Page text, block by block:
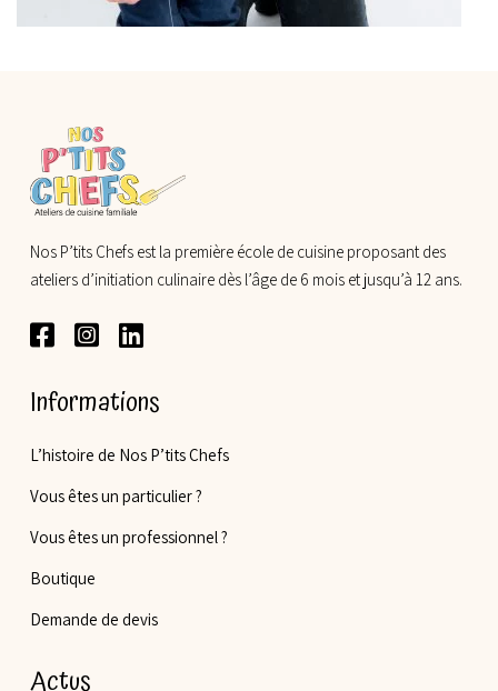
Nos P’tits Chefs est la première école de cuisine proposant des
ateliers d’initiation culinaire dès l’âge de 6 mois et jusqu’à 12 ans.
Informations
L’histoire de Nos P’tits Chefs
Vous êtes un particulier ?
Vous êtes un professionnel ?
Boutique
Demande de devis
Actus